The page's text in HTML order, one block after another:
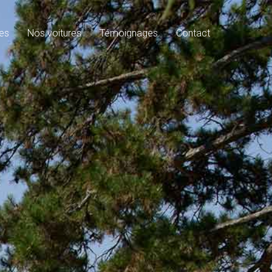
Nos voitures Témoignages Contact